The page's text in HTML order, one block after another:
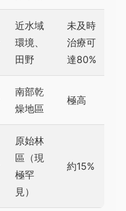
近水域
環境、
田野
未及時
治療可
達80%
南部乾
燥地區
極高
原始林
區（現
極罕
見）
約15%